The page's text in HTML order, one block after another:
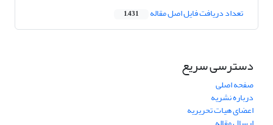
تعداد دریافت فایل اصل مقاله 1,431
دسترسی سریع
صفحه اصلی
درباره نشریه
اعضای هیات تحریریه